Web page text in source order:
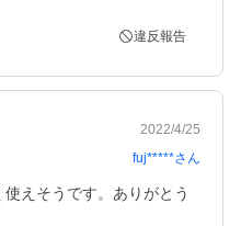
違反報告
2022/4/25
fuj*****さん
えそうです。ありがとう